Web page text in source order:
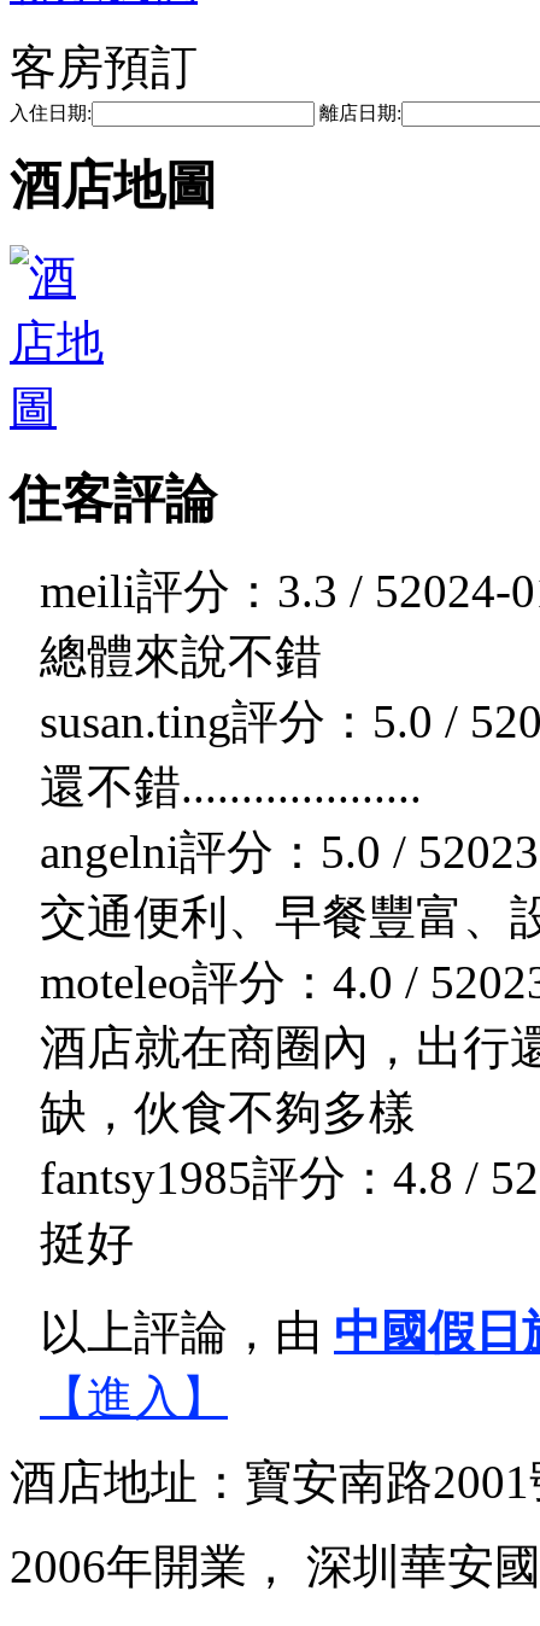
客房預訂
入住日期: 離店日期:
酒店地圖
住客評論
meili評分：3.3 / 52024-
總體來說不錯
susan.ting評分：5.0 / 5
還不錯....................
angelni評分：5.0 / 5
交通便利、早餐豐富、
moteleo評分：4.0 / 5
酒店就在商圈內，出行
缺，伙食不夠多樣
fantsy1985評分：4.8 / 5
挺好
以上評論，由 中國假日
【進入】
酒店地址：寶安南路
2006年開業， 深圳華